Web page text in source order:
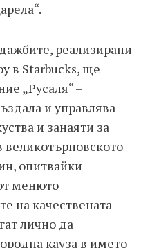
реализирани
в Starbucks, ще
„Русаля“ –
и управлява
и занаяти за
великотърновското
опитвайки
менюто
на качествената
лично да
кауза в името